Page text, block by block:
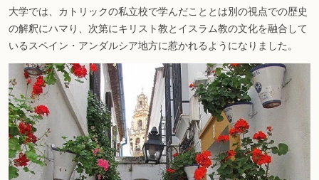
大学では、カトリックの私立校で学んだこととは別の視点での歴史
の解釈にハマり、次第にキリスト教とイスラム教の文化を融合して
いるスペイン・アンダルシア地方に惹かれるようになりました。